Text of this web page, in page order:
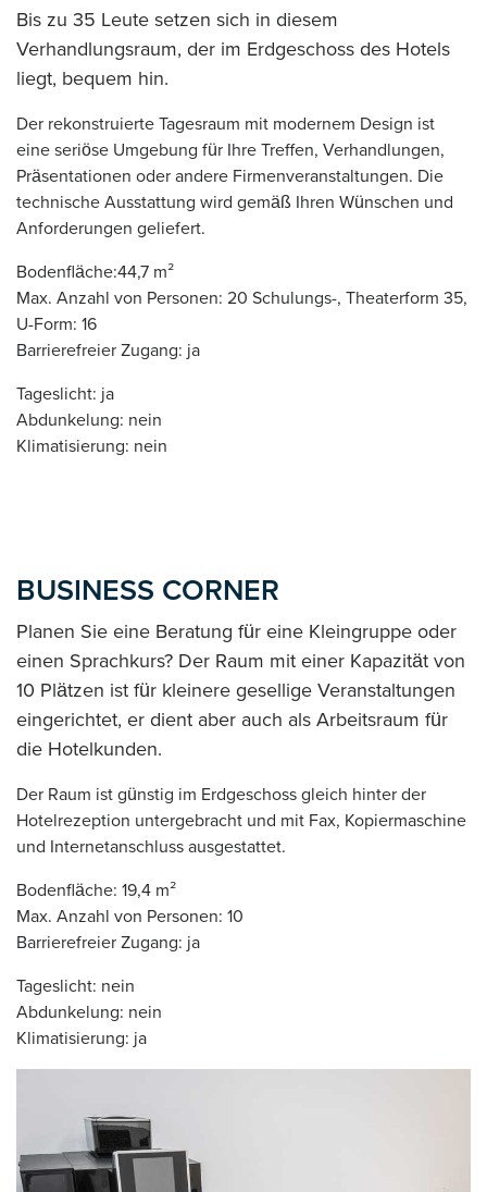
Bis zu 35 Leute setzen sich in diesem
Verhandlungsraum, der im Erdgeschoss des Hotels
liegt, bequem hin.
Der rekonstruierte Tagesraum mit modernem Design ist
eine seriöse Umgebung für Ihre Treffen, Verhandlungen,
Präsentationen oder andere Firmenveranstaltungen. Die
technische Ausstattung wird gemäß Ihren Wünschen und
Anforderungen geliefert.
Bodenfläche:44,7 m²
Max. Anzahl von Personen: 20 Schulungs-, Theaterform 35,
U-Form: 16
Barrierefreier Zugang: ja
Tageslicht: ja
Abdunkelung: nein
Klimatisierung: nein
BUSINESS CORNER
Planen Sie eine Beratung für eine Kleingruppe oder
einen Sprachkurs? Der Raum mit einer Kapazität von
10 Plätzen ist für kleinere gesellige Veranstaltungen
eingerichtet, er dient aber auch als Arbeitsraum für
die Hotelkunden.
Der Raum ist günstig im Erdgeschoss gleich hinter der
Hotelrezeption untergebracht und mit Fax, Kopiermaschine
und Internetanschluss ausgestattet.
Bodenfläche: 19,4 m²
Max. Anzahl von Personen: 10
Barrierefreier Zugang: ja
Tageslicht: nein
Abdunkelung: nein
Klimatisierung: ja